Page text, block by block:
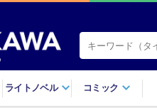
ライトノベル コミック